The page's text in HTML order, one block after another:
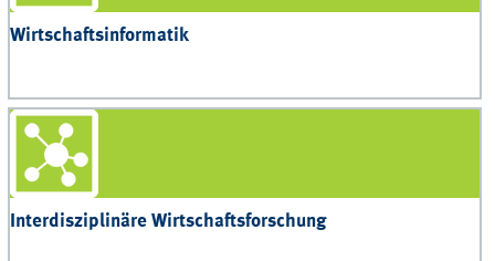
Wirtschaftsinformatik
Interdisziplinäre Wirtschaftsforschung